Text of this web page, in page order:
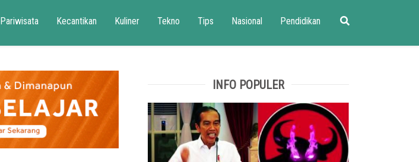
Pariwisata Kecantikan Kuliner Tekno Tips Nasional Pendidikan
INFO POPULER